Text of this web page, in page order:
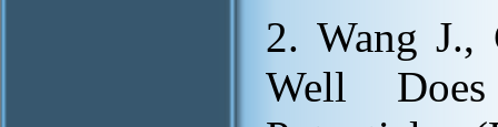
2. Wang J.,
Well